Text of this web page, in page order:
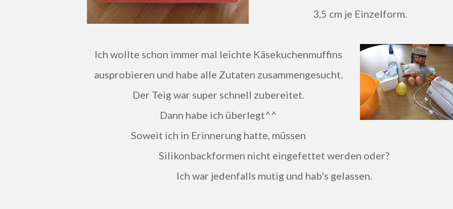
3,5 cm je Einzelform.
Ich wollte schon immer mal leichte Käsekuchenmuffins
ausprobieren und habe alle Zutaten zusammengesucht.
Der Teig war super schnell zubereitet.
Dann habe ich überlegt^^
Soweit ich in Erinnerung hatte, müssen
Silikonbackformen nicht eingefettet werden oder?
Ich war jedenfalls mutig und hab's gelassen.